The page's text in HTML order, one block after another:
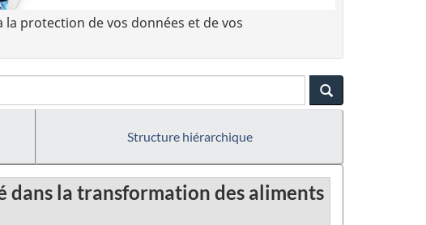
protection de vos données et de vos
Structure hiérarchique
dans la transformation des aliments